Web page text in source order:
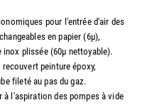
pour l'entrée d'air des
en papier (6µ),
plissée (60µ nettoyable).
peinture époxy,
fileté au pas du gaz.
à l'aspiration des pompes à vide